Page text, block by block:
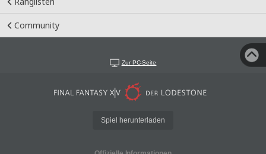
Community
Zur PC-Seite
Spiel herunterladen